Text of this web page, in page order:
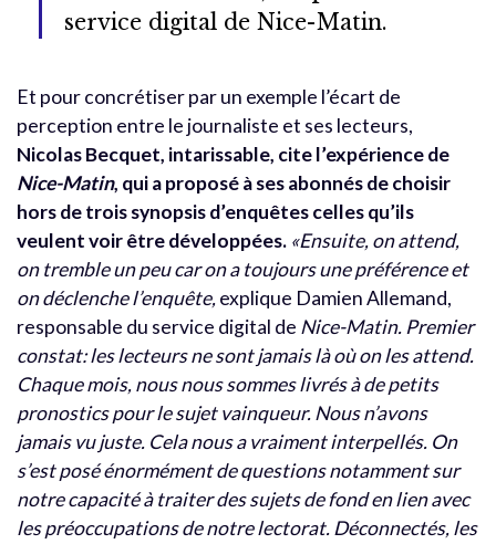
service digital de Nice-Matin.
Et pour concrétiser par un exemple l’écart de
perception entre le journaliste et ses lecteurs,
Nicolas Becquet, intarissable, cite l’expérience de
Nice-Matin, qui a proposé à ses abonnés de choisir
hors de trois synopsis d’enquêtes celles qu’ils
veulent voir être développées. «Ensuite, on attend,
on tremble un peu car on a toujours une préférence et
on déclenche l’enquête,explique Damien Allemand,
responsable du service digital de Nice-Matin. Premier
constat: les lecteurs ne sont jamais là où on les attend.
Chaque mois, nous nous sommes livrés à de petits
pronostics pour le sujet vainqueur. Nous n’avons
jamais vu juste. Cela nous a vraiment interpellés. On
s’est posé énormément de questions notamment sur
notre capacité à traiter des sujets de fond en lien avec
les préoccupations de notre lectorat. Déconnectés, les